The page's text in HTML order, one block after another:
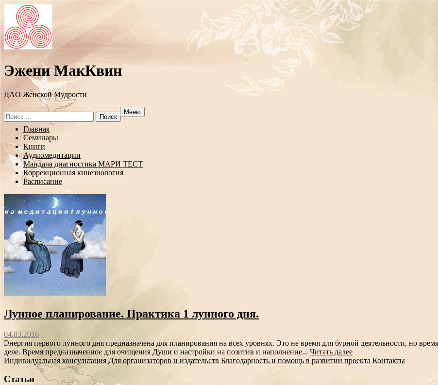
Эжени МакКвин
ДAO Женской Мудрости
Search
for:
Меню
Перейти
содержанию
Главная
Семинары
Книги
Аудиомедитации
Мандала диагностика МАРИ ТЕСТ
Коррекционная кинезиология
Расписание
Лунное планирование. Практика 1 лунного дня.
04.03.2016
Энергия первого лунного дня предназначена для планирования на всех уровнях. Это не время для бурной деятельности, но
деле. Время предназначенное для очищения Души и настройки на позитив и наполнение... Читать далее
Индивидуальная консультация Для организаторов и издательств Благодарность и помощь в развитии проекта Контакты
Статьи